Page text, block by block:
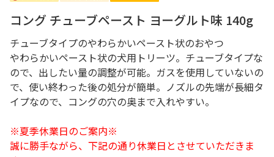
コング チューブペースト ヨーグルト味 140g
チューブタイプのやわらかいペースト状のおやつ
やわらかいペースト状の犬用トリーツ。チューブタイプな
ので、出したい量の調整が可能。ガスを使用していないの
で、使い終わった後の処分が簡単。ノズルの先端が長細タ
イプなので、コングの穴の奥まで入れやすい。
※夏季休業日のご案内※
誠に勝手ながら、下記の通り休業日とさせていただきま